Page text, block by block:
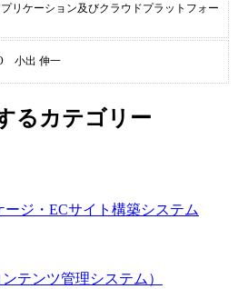
リケーション及びクラウドプラットフォー
小出 伸一
るカテゴリー
ージ・ECサイト構築システム
テンツ管理システム）